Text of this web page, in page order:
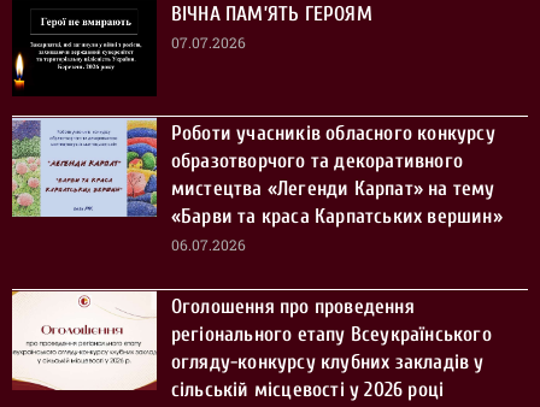
ВІЧНА ПАМ’ЯТЬ ГЕРОЯМ
07.07.2026
Роботи учасників обласного конкурсу
образотворчого та декоративного
мистецтва «Легенди Карпат» на тему
«Барви та краса Карпатських вершин»
06.07.2026
Оголошення про проведення
регіонального етапу Всеукраїнського
огляду-конкурсу клубних закладів у
сільській місцевості у 2026 році